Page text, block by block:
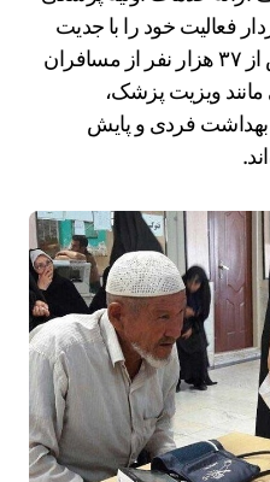
فعالیت خود را با جدیت
دنبال می‌کند. به گفته وی، بیش از ۳۷ هزار نفر از مسافران
ویزیت پزشک،
بهداشت فردی و پایش